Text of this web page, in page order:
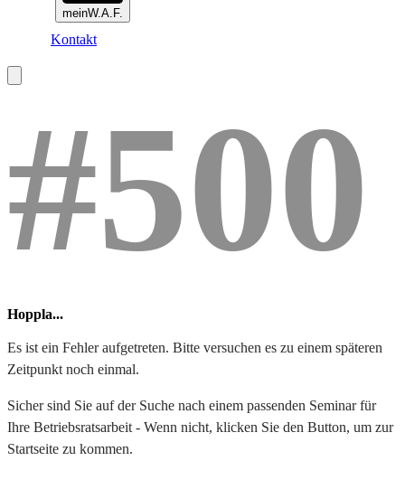
meinW.A.F.
Kontakt
#500
Hoppla...
Es ist ein Fehler aufgetreten. Bitte versuchen es zu einem späteren
Zeitpunkt noch einmal.
Sicher sind Sie auf der Suche nach einem passenden Seminar für
Ihre Betriebsratsarbeit - Wenn nicht, klicken Sie den Button, um zur
Startseite zu kommen.